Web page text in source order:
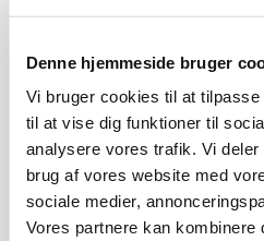
Denne hjemmeside bruger
Vi bruger cookies til at
til at vise dig funktioner til
analysere vores trafik. Vi
brug af vores website med
sociale medier,
Vores partnere kan kombinere